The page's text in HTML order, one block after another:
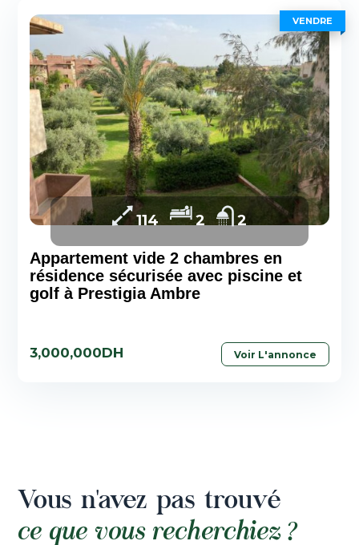
VENDRE
Appartement vide 2 chambres en
résidence sécurisée avec piscine et
golf à Prestigia Ambre
3,000,000DH Voir L'annonce
114 2 2
Vous n'avez pas trouvé
ce que vous recherchiez ?